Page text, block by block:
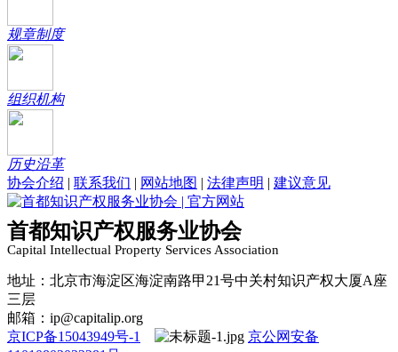
规章制度
组织机构
历史沿革
协会介绍
联系我们 网站地图 法律声明 建议意见
首都知识产权服务业协会
Capital Intellectual Property Services Association
地址：北京市海淀区海淀南路甲21号中关村知识产权大厦A座
三层
邮箱：ip@capitalip.org
京ICP备15043949号-1
京公网安备